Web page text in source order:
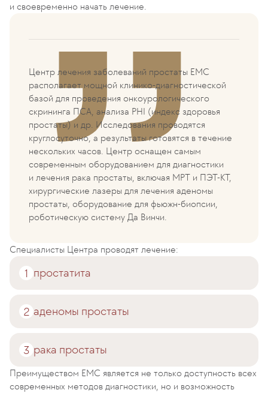
и своевременно начать лечение.
Центр лечения заболеваний простаты ЕМС
располагает мощной клинико-диагностической
базой для проведения онкоурологического
скрининга ПСА, анализа PHI (индекс здоровья
простаты) и др. Исследования проводятся
круглосуточно, а результаты готовятся в течение
нескольких часов. Центр оснащен самым
современным оборудованием для диагностики
и лечения рака простаты, включая МРТ и ПЭТ-КТ,
хирургические лазеры для лечения аденомы
простаты, оборудование для фьюжн-биопсии,
роботическую систему Да Винчи.
Специалисты Центра проводят лечение:
простатита
аденомы простаты
рака простаты
Преимуществом EMC является не только доступность всех
современных методов диагностики, но и возможность